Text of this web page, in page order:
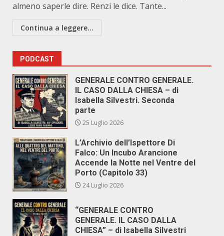
almeno saperle dire. Renzi le dice. Tante...
Continua a leggere...
PODCAST
GENERALE CONTRO GENERALE.
IL CASO DALLA CHIESA – di
Isabella Silvestri. Seconda
parte
25 Luglio 2026
L’Archivio dell’Ispettore Di
Falco: Un Incubo Arancione
Accende la Notte nel Ventre del
Porto (Capitolo 33)
24 Luglio 2026
“GENERALE CONTRO
GENERALE. IL CASO DALLA
CHIESA” – di Isabella Silvestri